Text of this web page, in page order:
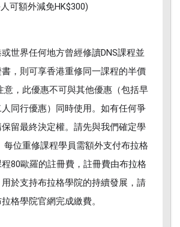
可額外減免HK$300)
世界任何地方曾經修讀DNS課程並
，則可享香港重修同一課程的半價
意，此優惠不可與其他優惠（包括早
同行優惠）同時使用。如有任何爭
留最終決定權。請先與我們確定學
每位重修課程學員需額外支付布拉格
80歐羅的註冊費，註冊費由布拉格
於支持布拉格學院的持續發展，請
格學院官網完成繳費。